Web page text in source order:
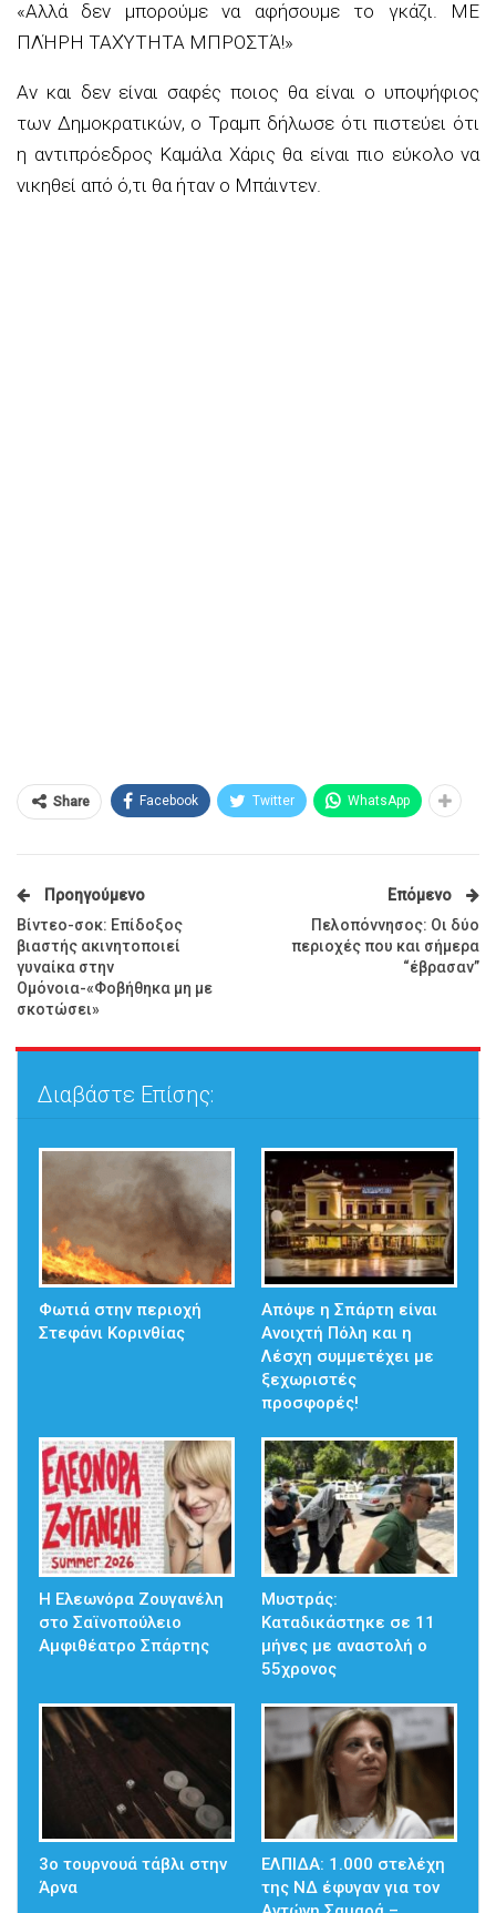
«Αλλά δεν μπορούμε να αφήσουμε το γκάζι. ΜΕ
ΠΛΉΡΗ ΤΑΧΎΤΗΤΑ ΜΠΡΟΣΤΆ!»
Αν και δεν είναι σαφές ποιος θα είναι ο υποψήφιος
των Δημοκρατικών, ο Τραμπ δήλωσε ότι πιστεύει ότι
η αντιπρόεδρος Καμάλα Χάρις θα είναι πιο εύκολο να
νικηθεί από ό,τι θα ήταν ο Μπάιντεν.
Share Facebook Twitter WhatsApp
Προηγούμενο
Βίντεο-σοκ: Επίδοξος
βιαστής ακινητοποιεί
γυναίκα στην
Ομόνοια-«Φοβήθηκα μη με
σκοτώσει»
Επόμενο
Πελοπόννησος: Οι δύο
περιοχές που και σήμερα
“έβρασαν”
Διαβάστε Επίσης:
Φωτιά στην περιοχή
Στεφάνι Κορινθίας
Απόψε η Σπάρτη είναι
Ανοιχτή Πόλη και η
Λέσχη συμμετέχει με
ξεχωριστές
προσφορές!
Η Ελεωνόρα Ζουγανέλη
στο Σαϊνοπούλειο
Αμφιθέατρο Σπάρτης
Μυστράς:
Καταδικάστηκε σε 11
μήνες με αναστολή ο
55χρονος
3ο τουρνουά τάβλι στην
Άρνα
ΕΛΠΙΔΑ: 1.000 στελέχη
της ΝΔ έφυγαν για τον